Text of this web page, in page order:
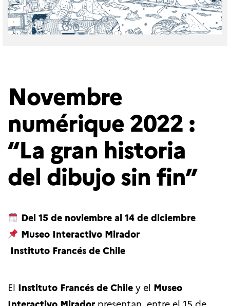
Novembre
numérique 2022 :
“La gran historia
del dibujo sin fin”
Del 15 de noviembre al 14 de diciembre
Museo Interactivo Mirador
Instituto Francés de Chile
El Instituto Francés de Chile y el Museo